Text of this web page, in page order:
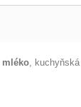
mléko ,